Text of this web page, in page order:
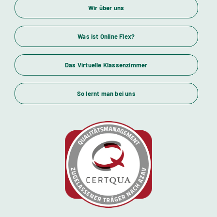
Unser Bildungsangebot
Wirtschaftsfachwirte und Industriemeister
Themenübersicht
Standorte
Wir über uns
Was ist Online Flex?
Das Virtuelle Klassenzimmer
So lernt man bei uns